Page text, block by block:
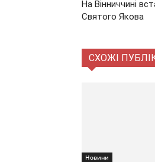
На Вінниччині
Святого Якова
СХОЖІ
Новини